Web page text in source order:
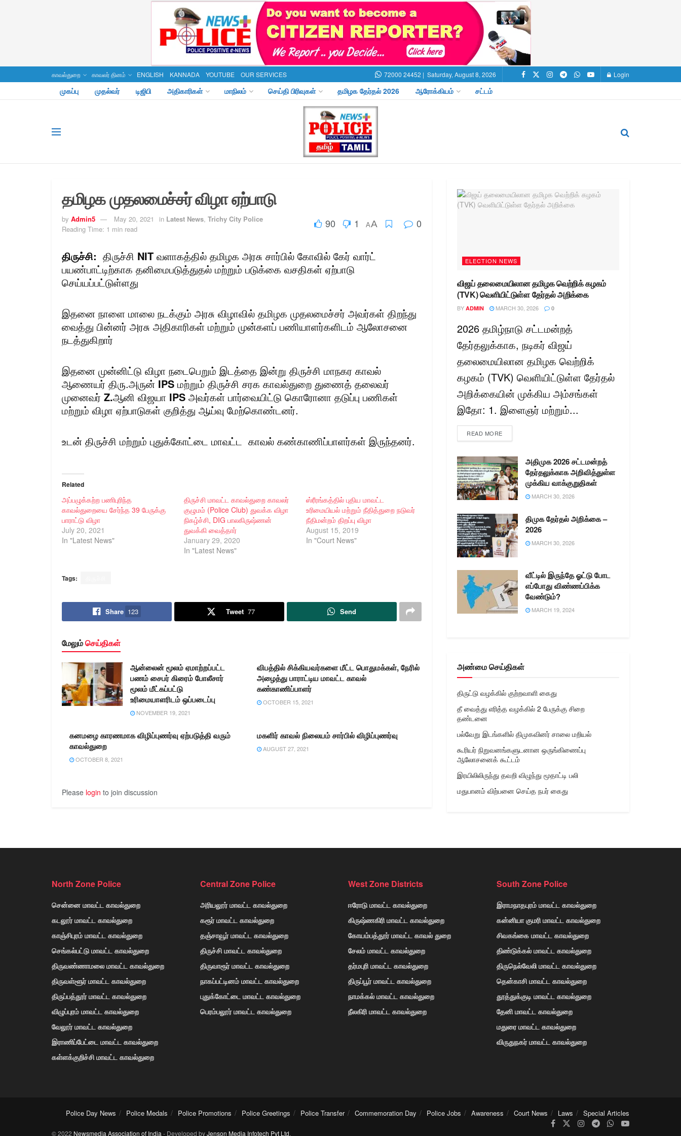
காவல்துறை காவலர் தினம் ENGLISH KANNADA YOUTUBE OUR SERVICES 72000 24452 | Saturday, August 8, 2026 Login
முகப்பு முதல்வர் டிஜிபி அதிகாரிகள் மாநிலம் செய்தி பிரிவுகள் தமிழக தேர்தல் 2026 ஆரோக்கியம் சட்டம்
தமிழக முதலமைச்சர் விழா ஏற்பாடு
by Admin5 May 20, 2021 in Latest News, Trichy City Police
Reading Time: 1 min read
90 1 AA 0
திருச்சி: திருச்சி NIT வளாகத்தில் தமிழக அரசு சார்பில் கோவில் கேர் வார்ட்
பயண்பாட்டிற்காக தனிமைபடுத்துதல் மற்றும் படுக்கை வசதிகள் ஏற்பாடு
செய்யப்பட்டுள்ளது
இதனை நாளை மாலை நடக்கும் அரசு விழாவில் தமிழக முதலமைச்சர் அவர்கள் திறந்து
வைத்து பின்னர் அரசு அதிகாரிகள் மற்றும் முன்களப் பணியாளர்களிடம் ஆலோசனை
நடத்துகிறார்
இதனை முன்னிட்டு விழா நடைபெறும் இடத்தை இன்று திருச்சி மாநகர காவல்
ஆணையர் திரு.அருன் IPS மற்றும் திருச்சி சரக காவல்துறை துணைத் தலைவர்
முனைவர் Z.ஆனி விஜயா IPS அவர்கள் பார்வையிட்டு கொரோனா தடுப்பு பணிகள்
மற்றும் விழா ஏற்பாடுகள் குறித்து ஆய்வு மேற்கொண்டனர்.
உடன் திருச்சி மற்றும் புதுக்கோட்டை மாவட்ட காவல் கண்காணிப்பாளர்கள் இருந்தனர்.
Related
அப்பழுக்கற்ற பணிபுரிந்த
காவல்துறையை சேர்ந்த 39 பேருக்கு
பாராட்டு விழா
July 20, 2021
In "Latest News"
திருச்சி மாவட்ட காவல்துறை காவலர்
குழுமம் (Police Club) துவக்க விழா
நிகழ்ச்சி, DIG பாலகிருஷ்ணன்
துவக்கி வைத்தார்
January 29, 2020
In "Latest News"
ஸ்ரீரங்கத்தில் புதிய மாவட்ட
உரிமையியல் மற்றும் நீதித்துறை நடுவர்
நீதிமன்றம் திறப்பு விழா
August 15, 2019
In "Court News"
Tags:
Share 123 Tweet 77 Send
மேலும்செய்திகள்
ஆன்லைன் மூலம் ஏமாற்றப்பட்ட
பணம் சைபர் கிரைம் போலீசார்
மூலம் மீட்கப்பட்டு
உரிமையாளரிடம் ஒப்படைப்பு
NOVEMBER 19, 2021
விபத்தில் சிக்கியவர்களை மீட்ட பொதுமக்கள், நேரில்
அழைத்து பாராட்டிய மாவட்ட காவல்
கண்காணிப்பாளர்
OCTOBER 15, 2021
கனமழை காரணமாக விழிப்புணர்வு ஏற்படுத்தி வரும்
காவல்துறை
OCTOBER 8, 2021
மகளிர் காவல் நிலையம் சார்பில் விழிப்புணர்வு
AUGUST 27, 2021
Please login to join discussion
ELECTION NEWS
விஜய் தலைமையிலான தமிழக வெற்றிக் கழகம்
(TVK) வெளியிட்டுள்ள தேர்தல் அறிக்கை
BY ADMIN MARCH 30, 2026 0
2026 தமிழ்நாடு சட்டமன்றத்
தேர்தலுக்காக, நடிகர் விஜய்
தலைமையிலான தமிழக வெற்றிக்
கழகம் (TVK) வெளியிட்டுள்ள தேர்தல்
அறிக்கையின் முக்கிய அம்சங்கள்
இதோ: 1. இளைஞர் மற்றும்...
READ MORE
அதிமுக 2026 சட்டமன்றத்
தேர்தலுக்காக அறிவித்துள்ள
முக்கிய வாக்குறுதிகள்
MARCH 30, 2026
திமுக தேர்தல் அறிக்கை –
2026
MARCH 30, 2026
வீட்டில் இருந்தே ஓட்டு போட
எப்போது விண்ணப்பிக்க
வேண்டும்?
MARCH 19, 2024
அண்மை செய்திகள்
திருட்டு வழக்கில் குற்றவாளி கைது
தீ வைத்து எரித்த வழக்கில் 2 பேருக்கு சிறை
தண்டனை
பல்வேறு இடங்களில் திமுகவினர் சாலை மறியல்
கூரியர் நிறுவனங்களுடனான ஒருங்கிணைப்பு
ஆலோசனைக் கூட்டம்
இரயிலிலிருந்து தவறி விழுந்து மூதாட்டி பலி
மதுபானம் விற்பனை செய்த நபர் கைது
North Zone Police
சென்னை மாவட்ட காவல்துறை
கடலூர் மாவட்ட காவல்துறை
காஞ்சிபுரம் மாவட்ட காவல்துறை
செங்கல்பட்டு மாவட்ட காவல்துறை
திருவண்ணாமலை மாவட்ட காவல்துறை
திருவள்ளூர் மாவட்ட காவல்துறை
திருப்பத்தூர் மாவட்ட காவல்துறை
விழுப்புரம் மாவட்ட காவல்துறை
வேலூர் மாவட்ட காவல்துறை
இராணிப்பேட்டை மாவட்ட காவல்துறை
கள்ளக்குறிச்சி மாவட்ட காவல்துறை
Central Zone Police
அரியலூர் மாவட்ட காவல்துறை
கரூர் மாவட்ட காவல்துறை
தஞ்சாவூர் மாவட்ட காவல்துறை
திருச்சி மாவட்ட காவல்துறை
திருவாரூர் மாவட்ட காவல்துறை
நாகப்பட்டினம் மாவட்ட காவல்துறை
புதுக்கோட்டை மாவட்ட காவல்துறை
பெரம்பலூர் மாவட்ட காவல்துறை
West Zone Districts
ஈரோடு மாவட்ட காவல்துறை
கிருஷ்ணகிரி மாவட்ட காவல்துறை
கோயம்பத்தூர் மாவட்ட காவல் துறை
சேலம் மாவட்ட காவல்துறை
தர்மபுரி மாவட்ட காவல்துறை
திருப்பூர் மாவட்ட காவல்துறை
நாமக்கல் மாவட்ட காவல்துறை
நீலகிரி மாவட்ட காவல்துறை
South Zone Police
இராமநாதபுரம் மாவட்ட காவல்துறை
கன்னியா குமரி மாவட்ட காவல்துறை
சிவகங்கை மாவட்ட காவல்துறை
திண்டுக்கல் மாவட்ட காவல்துறை
திருநெல்வேலி மாவட்ட காவல்துறை
தென்காசி மாவட்ட காவல்துறை
தூத்துக்குடி மாவட்ட காவல்துறை
தேனி மாவட்ட காவல்துறை
மதுரை மாவட்ட காவல்துறை
விருதுநகர் மாவட்ட காவல்துறை
Police Day News Police Medals Police Promotions Police Greetings Police Transfer Commemoration Day Police Jobs Awareness Court News Laws Special Articles
© 2022 Newsmedia Association of India - Developed byJenson Media Infotech Pvt Ltd.